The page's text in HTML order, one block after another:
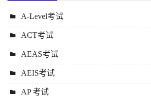
A-Level考试
ACT考试
AEAS考试
AEIS考试
AP 考试